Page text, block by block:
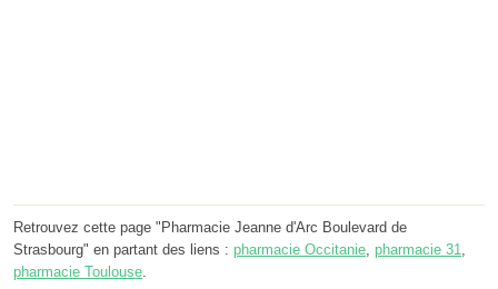
Retrouvez cette page "Pharmacie Jeanne d'Arc Boulevard de
Strasbourg" en partant des liens : pharmacie Occitanie, pharmacie 31,
pharmacie Toulouse.